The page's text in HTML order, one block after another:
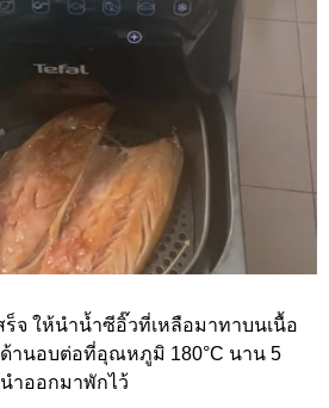
ร็จ ให้นำน้ำซีอิ๊วที่เหลือมาทาบนเนื้อ
านอบต่อที่อุณหภูมิ 180°C นาน 5
ำออกมาพักไว้